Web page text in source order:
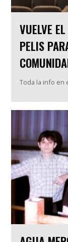
VUELVE
PELIS
Toda la info en